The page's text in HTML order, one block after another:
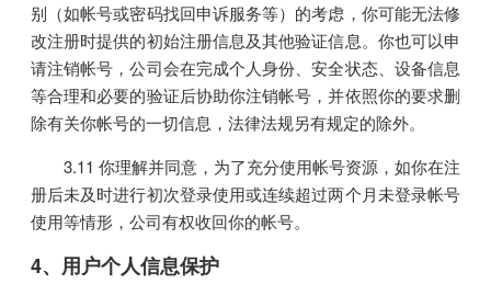
别（如帐号或密码找回申诉服务等）的考虑，你可能无法修
改注册时提供的初始注册信息及其他验证信息。你也可以申
请注销帐号，公司会在完成个人身份、安全状态、设备信息
等合理和必要的验证后协助你注销帐号，并依照你的要求删
除有关你帐号的一切信息，法律法规另有规定的除外。
3.11 你理解并同意，为了充分使用帐号资源，如你在注
册后未及时进行初次登录使用或连续超过两个月未登录帐号
使用等情形，公司有权收回你的帐号。
4、用户个人信息保护